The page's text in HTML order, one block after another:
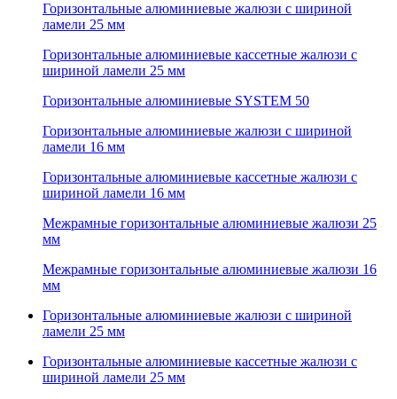
Горизонтальные алюминиевые жалюзи с шириной
ламели 25 мм
Горизонтальные алюминиевые кассетные жалюзи с
шириной ламели 25 мм
Горизонтальные алюминиевые SYSTEM 50
Горизонтальные алюминиевые жалюзи с шириной
ламели 16 мм
Горизонтальные алюминиевые кассетные жалюзи с
шириной ламели 16 мм
Межрамные горизонтальные алюминиевые жалюзи 25
мм
Межрамные горизонтальные алюминиевые жалюзи 16
мм
Горизонтальные алюминиевые жалюзи с шириной
ламели 25 мм
Горизонтальные алюминиевые кассетные жалюзи с
шириной ламели 25 мм